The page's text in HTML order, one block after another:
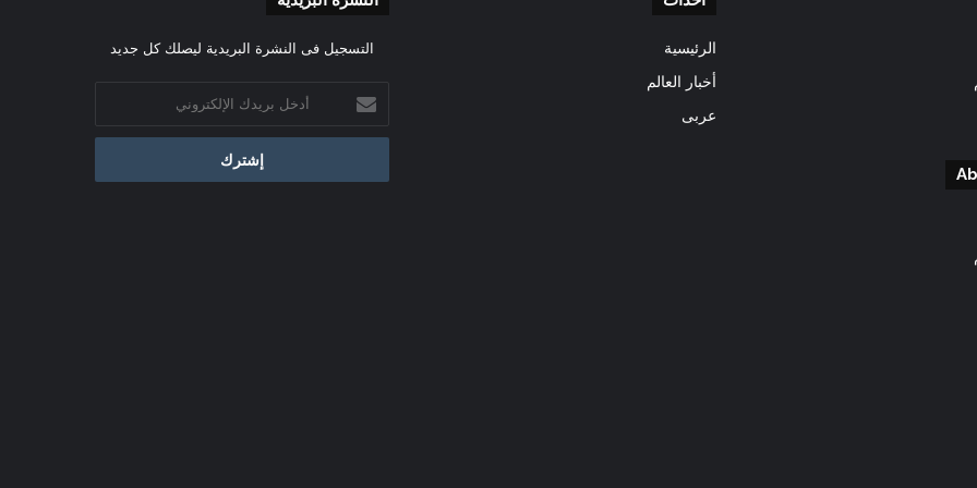
الرئيسية
أخبار العالم
عربى
التسجيل فى النشرة البريدية ليصلك كل جديد
بريدك
الإلكتروني